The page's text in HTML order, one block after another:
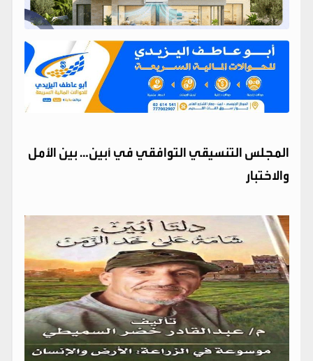
المجلس التنسيقي التوافقي في أبين… بين الأمل
والاختبار